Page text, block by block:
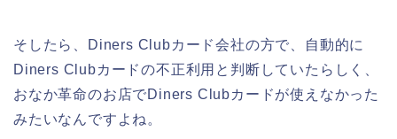
そしたら、Diners Clubカード会社の方で、自動的に
Diners Clubカードの不正利用と判断していたらしく、
おなか革命のお店でDiners Clubカードが使えなかった
みたいなんですよね。